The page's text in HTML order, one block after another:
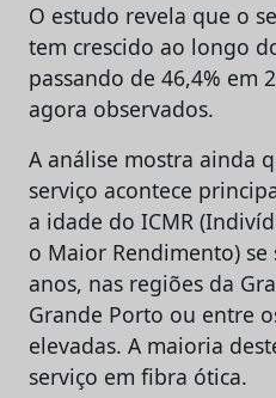
O estudo revela que o
tem crescido ao longo
passando de 46,4% em
agora observados.
A análise mostra ainda
serviço acontece
a idade do ICMR
o Maior Rendimento)
anos, nas regiões da
Grande Porto ou entre
elevadas. A maioria
serviço em fibra ótica.